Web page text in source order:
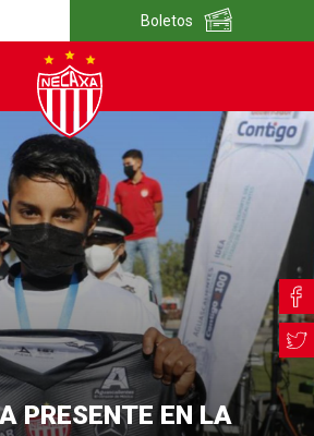
Boletos
PRESENTE EN LA